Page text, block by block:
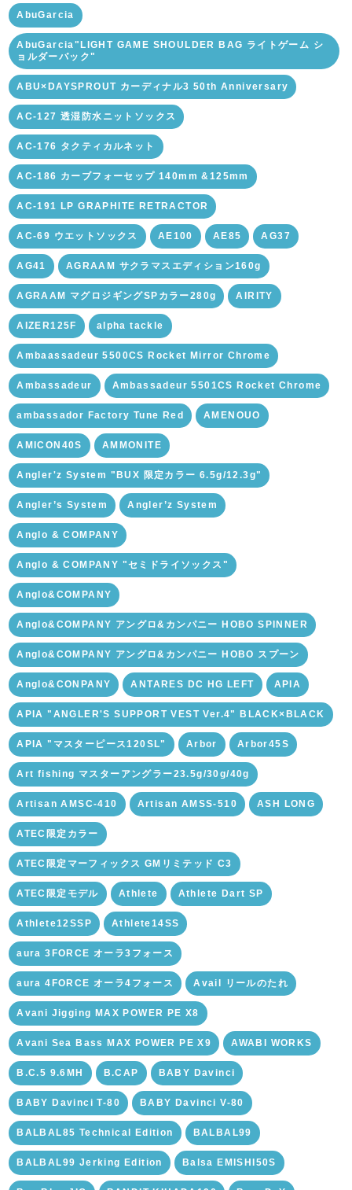
AbuGarcia
AbuGarcia"LIGHT GAME SHOULDER BAG ライトゲーム シ
ョルダーバック"
ABU×DAYSPROUT カーディナル3 50th Anniversary
AC-127 透湿防水ニットソックス
AC-176 タクティカルネット
AC-186 カーブフォーセップ 140mm &125mm
AC-191 LP GRAPHITE RETRACTOR
AC-69 ウエットソックス AE100 AE85 AG37
AG41 AGRAAM サクラマスエディション160g
AGRAAM マグロジギングSPカラー280g AIRITY
AIZER125F alpha tackle
Ambaassadeur 5500CS Rocket Mirror Chrome
Ambassadeur Ambassadeur 5501CS Rocket Chrome
ambassador Factory Tune Red AMENOUO
AMICON40S AMMONITE
Angler'z System "BUX 限定カラー 6.5g/12.3g"
Angler’s System Angler’z System
Anglo & COMPANY
Anglo & COMPANY "セミドライソックス"
Anglo&COMPANY
Anglo&COMPANY アングロ&カンパニー HOBO SPINNER
Anglo&COMPANY アングロ&カンパニー HOBO スプーン
Anglo&CONPANY ANTARES DC HG LEFT APIA
APIA "ANGLER'S SUPPORT VEST Ver.4" BLACK×BLACK
APIA "マスターピース120SL" Arbor Arbor45S
Art fishing マスターアングラー23.5g/30g/40g
Artisan AMSC-410 Artisan AMSS-510 ASH LONG
ATEC限定カラー
ATEC限定マーフィックス GMリミテッド C3
ATEC限定モデル Athlete Athlete Dart SP
Athlete12SSP Athlete14SS
aura 3FORCE オーラ3フォース
aura 4FORCE オーラ4フォース Avail リールのたれ
Avani Jigging MAX POWER PE X8
Avani Sea Bass MAX POWER PE X9 AWABI WORKS
B.C.5 9.6MH B.CAP BABY Davinci
BABY Davinci T-80 BABY Davinci V-80
BALBAL85 Technical Edition BALBAL99
BALBAL99 Jerking Edition Balsa EMISHI50S